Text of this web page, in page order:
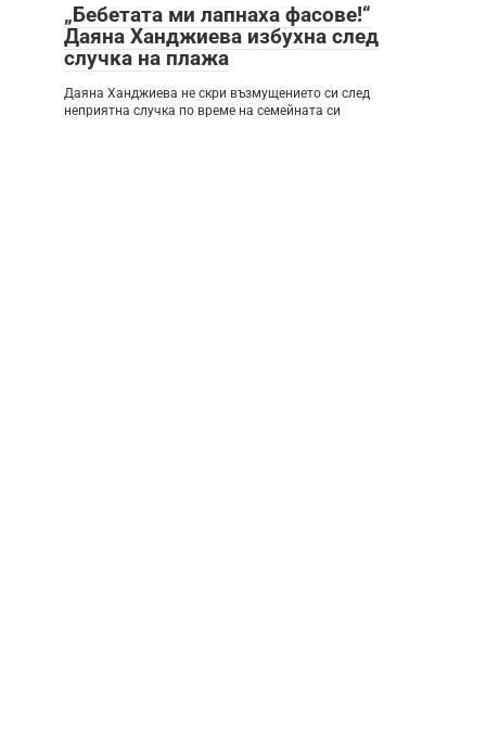
„Бебетата ми лапнаха фасове!“
Даяна Ханджиева избухна след
случка на плажа
Даяна Ханджиева не скри възмущението си след
неприятна случка по време на семейната си